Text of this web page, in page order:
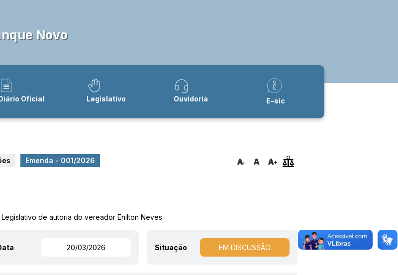
Novo
Oficial Legislativo Ouvidoria E-sic
Emenda - 001/2026
de autoria do vereador Enilton Neves.
20/03/2026 Situação EM DISCUSSÃO